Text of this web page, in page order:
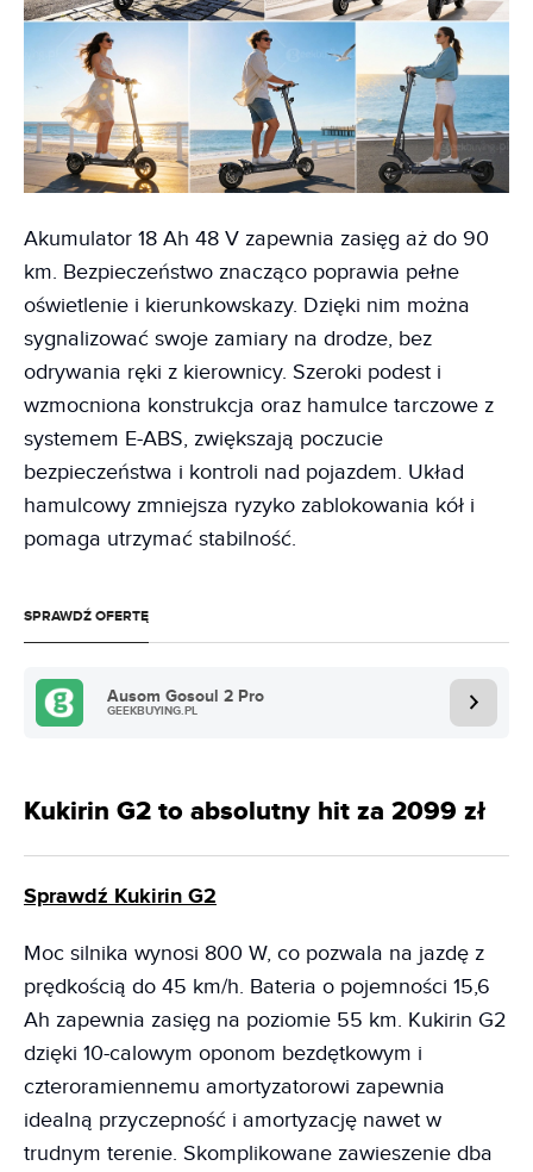
Akumulator 18 Ah 48 V zapewnia zasięg aż do 90
km. Bezpieczeństwo znacząco poprawia pełne
oświetlenie i kierunkowskazy. Dzięki nim można
sygnalizować swoje zamiary na drodze, bez
odrywania ręki z kierownicy. Szeroki podest i
wzmocniona konstrukcja oraz hamulce tarczowe z
systemem E-ABS, zwiększają poczucie
bezpieczeństwa i kontroli nad pojazdem. Układ
hamulcowy zmniejsza ryzyko zablokowania kół i
pomaga utrzymać stabilność.
SPRAWDŹ OFERTĘ
Ausom Gosoul 2 Pro
GEEKBUYING.PL
Kukirin G2 to absolutny hit za 2099 zł
Sprawdź Kukirin G2
Moc silnika wynosi 800 W, co pozwala na jazdę z
prędkością do 45 km/h. Bateria o pojemności 15,6
Ah zapewnia zasięg na poziomie 55 km. Kukirin G2
dzięki 10-calowym oponom bezdętkowym i
czteroramiennemu amortyzatorowi zapewnia
idealną przyczepność i amortyzację nawet w
trudnym terenie. Skomplikowane zawieszenie dba